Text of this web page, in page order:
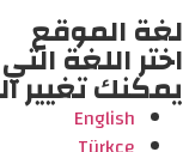
لغة الموقع
اختر اللغة
يمكنك تغيير
English